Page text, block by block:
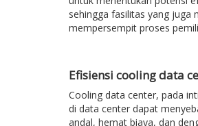
sehingga fasilitas yang juga
mempersempit proses
Efisiensi cooling data
Cooling data center, pada
di data center dapat
andal, hemat biaya, dan